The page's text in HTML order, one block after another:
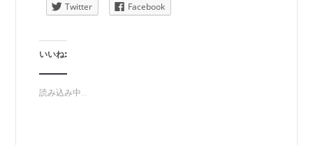
Twitter Facebook
いいね:
読み込み中...